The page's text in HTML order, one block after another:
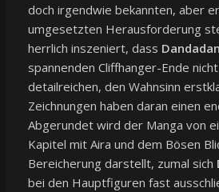
doch irgendwie bekannten, aber
umgesetzten Herausforderung
herrlich inszeniert, dass
spannenden Cliffhanger-Ende
detailreichen, den Wahnsinn
Zeichnungen haben daran einen
Abgerundet wird der Manga von
Kapitel mit Aira und dem Bösen
Bereicherung darstellt, zumal sich
bei den Hauptfiguren fast